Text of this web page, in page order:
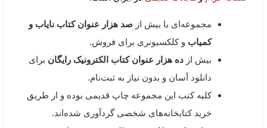
مجموعه‌ای با بیش از صد هزار عنوان کتاب نایاب و
کمیاب و کلکسیونری برای فروش.
بیش از ده هزار عنوان کتاب الکترونیک رایگان برای
دانلود آسان و بدون نیاز به ثبت‌نام.
کلیه کتب این مجموعه چاپ قدیمی بوده و از طریق
خرید کتابخانه‌های شخصی گردآوری شده‌اند.